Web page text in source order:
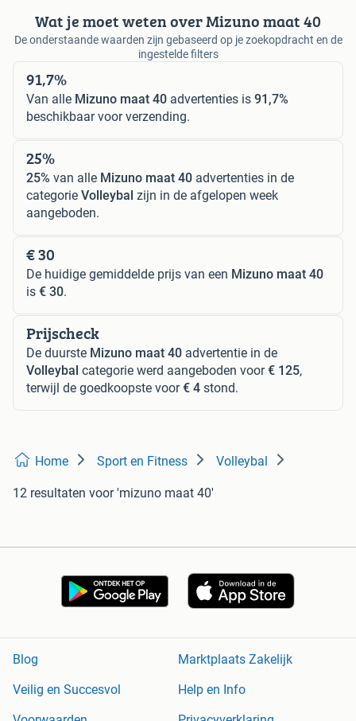
Wat je moet weten over Mizuno maat 40
De onderstaande waarden zijn gebaseerd op je zoekopdracht en de
ingestelde filters
91,7%
Van alle Mizuno maat 40 advertenties is 91,7%
beschikbaar voor verzending.
25%
25% van alle Mizuno maat 40 advertenties in de
categorie Volleybal zijn in de afgelopen week
aangeboden.
€ 30
De huidige gemiddelde prijs van een Mizuno maat 40
is € 30.
Prijscheck
De duurste Mizuno maat 40 advertentie in de
Volleybal categorie werd aangeboden voor€ 125,
terwijl de goedkoopste voor€ 4 stond.
Home Sport en Fitness Volleybal
12 resultaten voor 'mizuno maat 40'
Blog
Marktplaats Zakelijk
Veilig en Succesvol
Help en Info